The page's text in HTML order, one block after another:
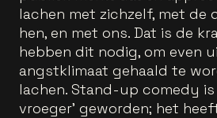
lachen met zichzelf, met de
hen, en met ons. Dat is de
hebben dit nodig, om even
angstklimaat gehaald te
lachen. Stand-up comedy
vroeger' geworden; het